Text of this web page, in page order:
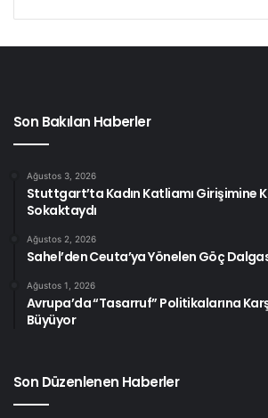
Son Bakılan Haberler
Ağustos 3, 2026
Stuttgart’ta Kadın Katliamı Girişimine
Sokaktaydı
Ağustos 2, 2026
Sahel’den Ceuta’ya Yönelen Göç
Ağustos 1, 2026
Avrupa’da “Tasarruf” Politikalarına
Büyüyor
Son Düzenlenen Haberler